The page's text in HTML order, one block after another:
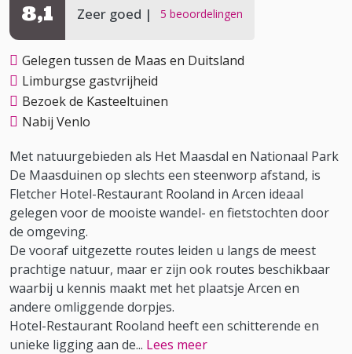
Zeer goed 5 beoordelingen
8,1
Gelegen tussen de Maas en Duitsland
Limburgse gastvrijheid
Bezoek de Kasteeltuinen
Nabij Venlo
Met natuurgebieden als Het Maasdal en Nationaal Park
De Maasduinen op slechts een steenworp afstand, is
Fletcher Hotel-Restaurant Rooland in Arcen ideaal
gelegen voor de mooiste wandel- en fietstochten door
de omgeving.
De vooraf uitgezette routes leiden u langs de meest
prachtige natuur, maar er zijn ook routes beschikbaar
waarbij u kennis maakt met het plaatsje Arcen en
andere omliggende dorpjes.
Hotel-Restaurant Rooland heeft een schitterende en
unieke ligging aan de... Lees meer